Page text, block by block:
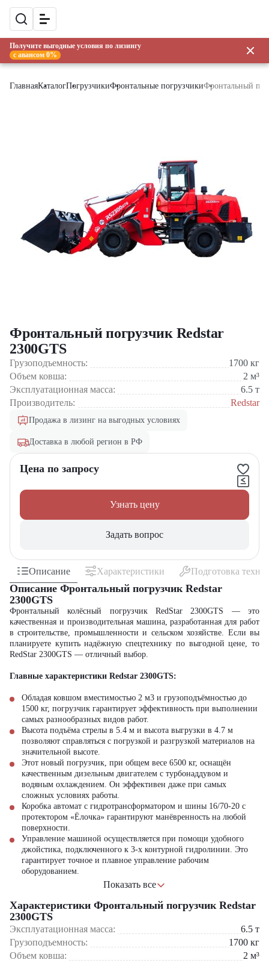
Получите выгодные условия по лизингу
с авансом 0%
ГлавнаяКаталогПогрузчикиФронтальные погрузчикиФронтальный
Фронтальный погрузчик Redstar
2300GTS
Грузоподъемность: 1700 кг
Объем ковша:
2 м³
Эксплуатационная масса:
6.5 т
Производитель:
Redstar
Продажа в лизинг на выгодных условиях
Доставка в любой регион в РФ
Цена по запросу
Узнать цену
Задать вопрос
Описание Характеристики Подготовка
Описание Фронтальный погрузчик Redstar
2300GTS
Фронтальный колёсный погрузчик RedStar 2300GTS —это
качественная и производительная машина, разработанная для работ
в строительстве, промышленности и сельском хозяйстве. Если вы
планируете купитьнадёжнуюспецтехнику по выгоднойцене, то
RedStar 2300GTS — отличный выбор.
Главные характеристики Redstar 2300GTS:
Обладая ковшом вместимостью 2 м3 и грузоподъёмностью до
1500 кг, погрузчик гарантирует эффективность при выполнении
самых разнообразных видов работ.
Высота подъёма стрелы в 5.4 м и высота выгрузки в 4.7 м
позволяют справляться с погрузкой и разгрузкой материалов на
значительной высоте.
Этот новый погрузчик, при общем весе 6500 кг, оснащён
качественным дизельным двигателем с турбонаддувом и
водяным охлаждением. Он эффективен даже при самых
сложных условиях работы.
Коробка автомат с гидротрансформатором и шины 16/70-20 с
протектором «Ёлочка» гарантируют манёвренность на любой
поверхности.
Управление машиной осуществляется при помощи удобного
джойстика, подключенного к 3-х контурной гидролинии. Это
гарантирует точное и плавное управление рабочим
оборудованием.
продажи в России по привлекательной цене.
В нашем каталоге представлен большой выбор моделей
спецтехники от ведущих производителей Китая. Мы предлагаем
RedStar 2300GTS от официального дилера с возможностью
приобретения в лизинг. Узнайте о цене и условиях доставки у
Показать все
Характеристики Фронтальный погрузчик Redstar
2300GTS
Эксплуатационная масса: 6.5 т
Грузоподъемность:
1700 кг
Объем ковша:
2 м³